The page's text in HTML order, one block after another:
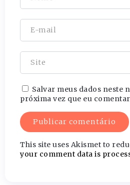
Salvar meus dados neste
próxima vez que eu
This site uses Akismet to
your comment data is